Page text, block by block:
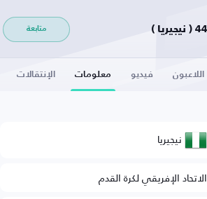
متابعة
اللاعبون فيديو معلومات الإنتقالات
نيجيريا
الاتحاد الإفريقي لكرة القدم